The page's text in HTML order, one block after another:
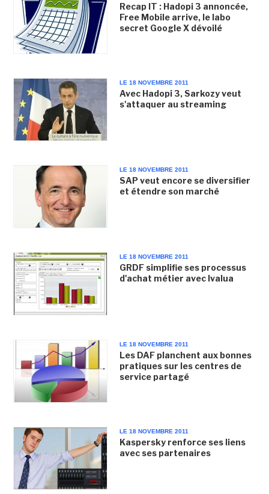
Recap IT : Hadopi 3 annoncée,
Free Mobile arrive, le labo
secret Google X dévoilé
LE 18 NOVEMBRE 2011
Avec Hadopi 3, Sarkozy veut
s'attaquer au streaming
LE 18 NOVEMBRE 2011
SAP veut encore se diversifier
et étendre son marché
LE 18 NOVEMBRE 2011
GRDF simplifie ses processus
d'achat métier avec Ivalua
LE 18 NOVEMBRE 2011
Les DAF planchent aux bonnes
pratiques sur les centres de
service partagé
LE 18 NOVEMBRE 2011
Kaspersky renforce ses liens
avec ses partenaires